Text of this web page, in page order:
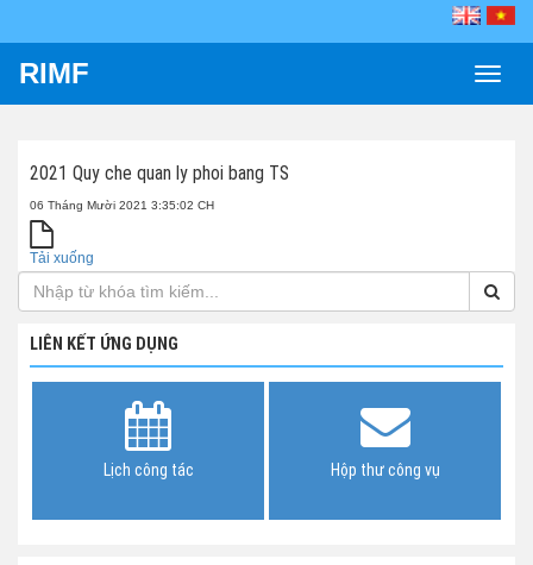
Toggle
RIMF
2021 Quy che quan ly phoi bang TS
06 Tháng Mười 2021 3:35:02 CH
Tải xuống
LIÊN KẾT ỨNG DỤNG
Lịch công tác Hộp thư công vụ